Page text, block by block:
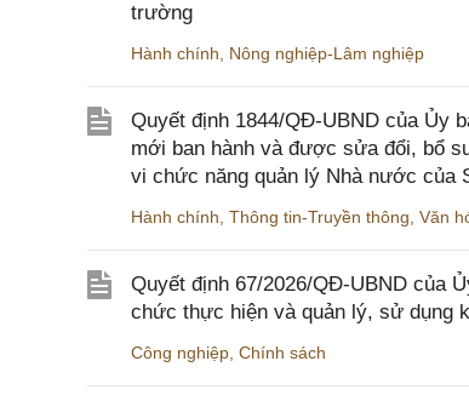
trường
Hành chính Nông nghiệp-Lâm nghiệp
Quyết định 1844/QĐ-UBND của Ủy
mới ban hành và được sửa đổi, bổ
vi chức năng quản lý Nhà nước của
Hành chính Thông tin-Truyền thông Văn
Quyết định 67/2026/QĐ-UBND của
chức thực hiện và quản lý, sử dụng
Công nghiệp Chính sách